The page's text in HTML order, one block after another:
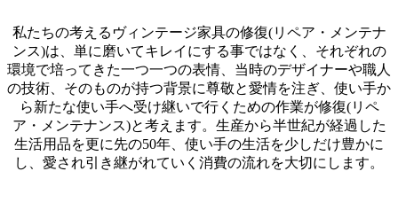
私たちの考えるヴィンテージ家具の修復(リペア・メンテナ
ンス)は、単に磨いてキレイにする事ではなく、それぞれの
環境で培ってきた一つ一つの表情、当時のデザイナーや職人
の技術、そのものが持つ背景に尊敬と愛情を注ぎ、使い手か
ら新たな使い手へ受け継いで行くための作業が修復(リペ
ア・メンテナンス)と考えます。生産から半世紀が経過した
生活用品を更に先の50年、使い手の生活を少しだけ豊かに
し、愛され引き継がれていく消費の流れを大切にします。